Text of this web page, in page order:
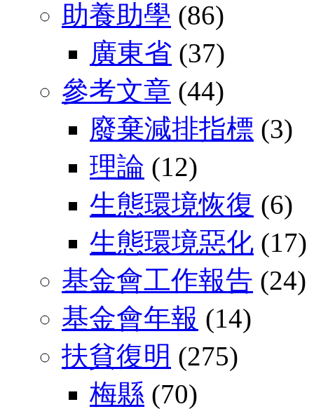
助養助學 (86)
廣東省 (37)
參考文章 (44)
廢棄減排指標 (3)
理論 (12)
生態環境恢復 (6)
生態環境惡化 (17)
基金會工作報告 (24)
基金會年報 (14)
扶貧復明 (275)
梅縣 (70)